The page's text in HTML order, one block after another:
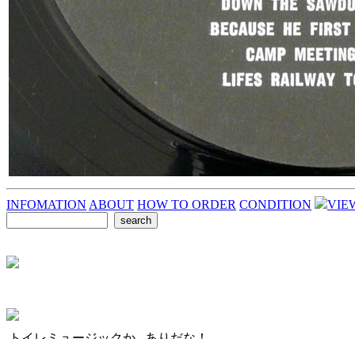
INFOMATION ABOUT HOW TO ORDER CONDITION